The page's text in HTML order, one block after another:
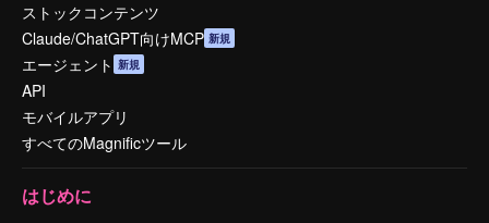
ストックコンテンツ
Claude/ChatGPT向けMCP 新規
エージェント 新規
API
モバイルアプリ
すべてのMagnificツール
はじめに